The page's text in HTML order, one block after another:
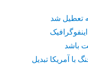
تعطیل شد
باشد
با آمریکا تبدیل